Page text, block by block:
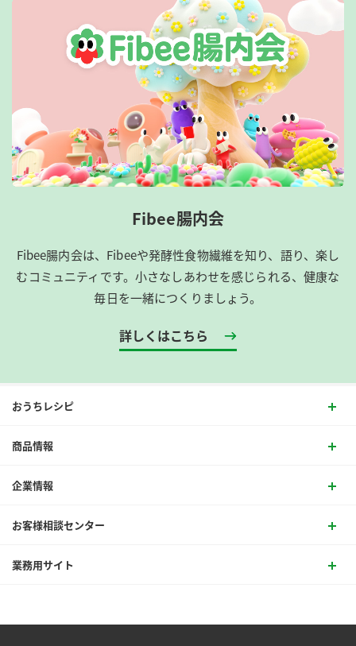
Fibee腸内会
Fibee腸内会は、​Fibeeや発酵性食物繊維を知り、語り、楽し
むコミュニティです。​小さなしあわせを感じられる、健康な
毎日を一緒につくりましょう。
詳しくはこちら
おうちレシピ
商品情報
企業情報
お客様相談センター
業務用サイト